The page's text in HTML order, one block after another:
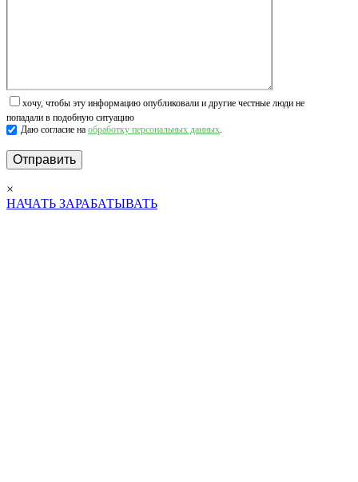
хочу, чтобы эту информацию опубликовали и другие честные люди не
попадали в подобную ситуацию
Даю согласие на обработку персональных данных.
×
НАЧАТЬ ЗАРАБАТЫВАТЬ